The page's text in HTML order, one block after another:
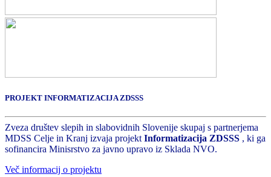
PROJEKT INFORMATIZACIJA ZDSSS
Zveza društev slepih in slabovidnih Slovenije skupaj s partnerjema
MDSS Celje in Kranj izvaja projekt Informatizacija ZDSSS , ki ga
sofinancira Minisrstvo za javno upravo iz Sklada NVO.
Več informacij o projektu